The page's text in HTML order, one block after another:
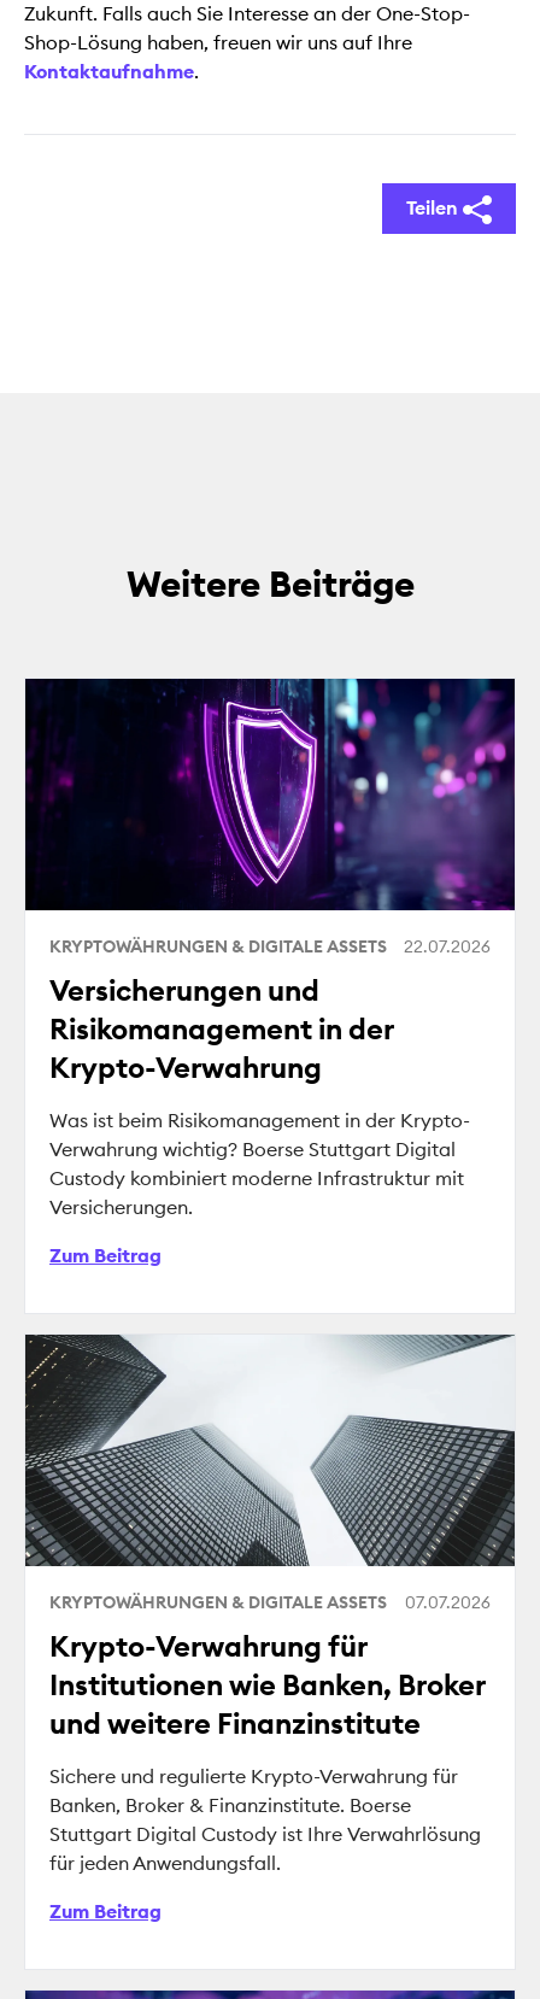
Zukunft. Falls auch Sie Interesse an der One-Stop-
Shop-Lösung haben, freuen wir uns auf Ihre
Kontaktaufnahme.
Teilen
Weitere Beiträge
KRYPTOWÄHRUNGEN & DIGITALE ASSETS 22.07.2026
Versicherungen und
Risikomanagement in der
Krypto-Verwahrung
Was ist beim Risikomanagement in der Krypto-
Verwahrung wichtig? Boerse Stuttgart Digital
Custody kombiniert moderne Infrastruktur mit
Versicherungen.
Zum Beitrag
KRYPTOWÄHRUNGEN & DIGITALE ASSETS 07.07.2026
Krypto-Verwahrung für
Institutionen wie Banken, Broker
und weitere Finanzinstitute
Sichere und regulierte Krypto-Verwahrung für
Banken, Broker & Finanzinstitute. Boerse
Stuttgart Digital Custody ist Ihre Verwahrlösung
für jeden Anwendungsfall.
Zum Beitrag